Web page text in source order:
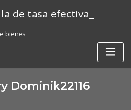
de tasa efectiva_
bienes
Dominik22116